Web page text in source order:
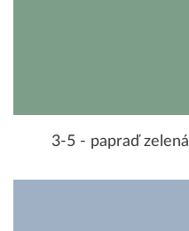
3-5 - papraď zelená